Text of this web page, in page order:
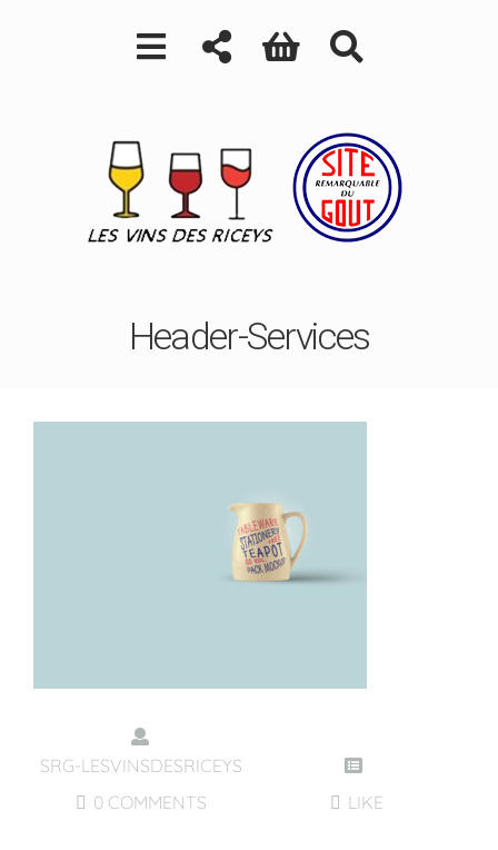
Header-Services
SRG-LESVINSDESRICEYS
0 COMMENTS
LIKE